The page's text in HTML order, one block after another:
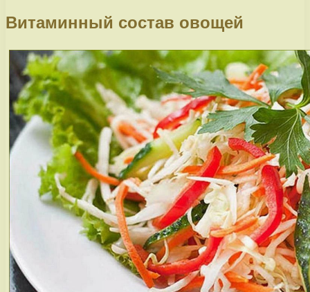
Витаминный состав овощей